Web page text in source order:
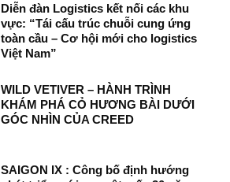
Diễn đàn Logistics kết nối các khu
vực: “Tái cấu trúc chuỗi cung ứng
toàn cầu – Cơ hội mới cho logistics
Việt Nam”
WILD VETIVER – HÀNH TRÌNH
KHÁM PHÁ CỎ HƯƠNG BÀI DƯỚI
GÓC NHÌN CỦA CREED
SAIGON IX : Công bố định hướng